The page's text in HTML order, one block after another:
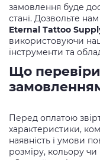
замовлення буде
стані. Дозвольте
Eternal Tattoo
використовуючи
інструменти та
Що
Перед оплатою
характеристики,
наявність і умови
розміру, кольору